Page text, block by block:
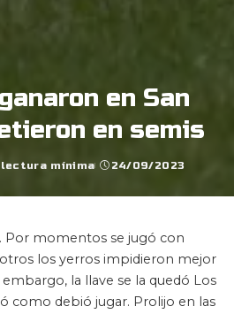
en San
en semis
mínima 24/09/2023
Por momentos se jugó con
los yerros impidieron mejor
la llave se la quedó Los
como debió jugar. Prolijo en las